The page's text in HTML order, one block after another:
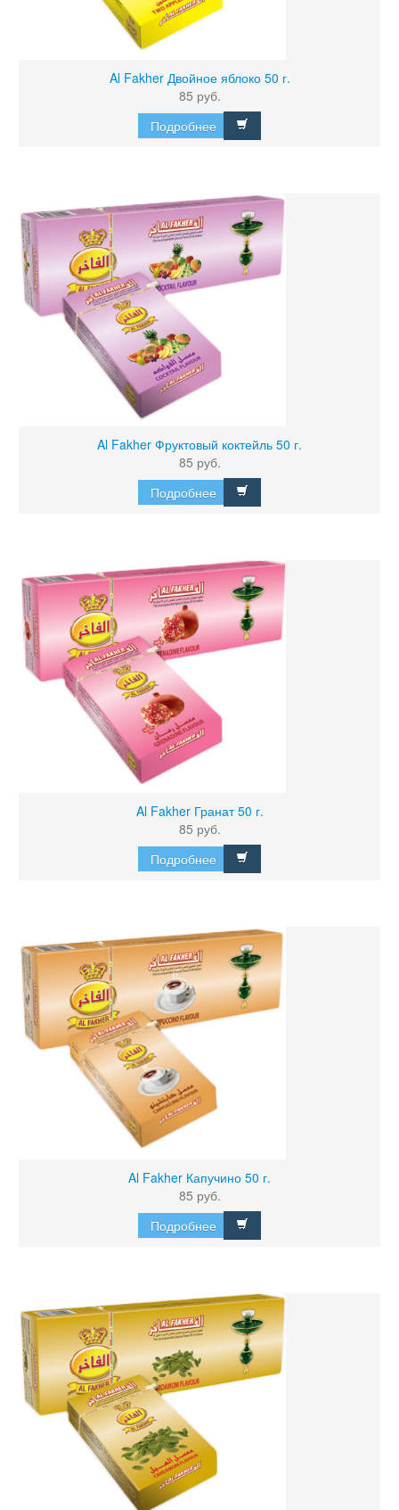
Al Fakher Двойное яблоко 50 г.
85 руб.
Подробнее
Al Fakher Фруктовый коктейль 50 г.
85 руб.
Подробнее
Al Fakher Гранат 50 г.
85 руб.
Подробнее
Al Fakher Капучино 50 г.
85 руб.
Подробнее